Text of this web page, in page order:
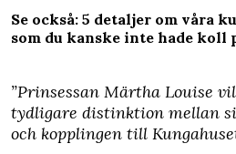
Se också: 5 detaljer om våra
som du kanske inte hade koll
”Prinsessan Märtha Louise
tydligare distinktion mellan
och kopplingen till